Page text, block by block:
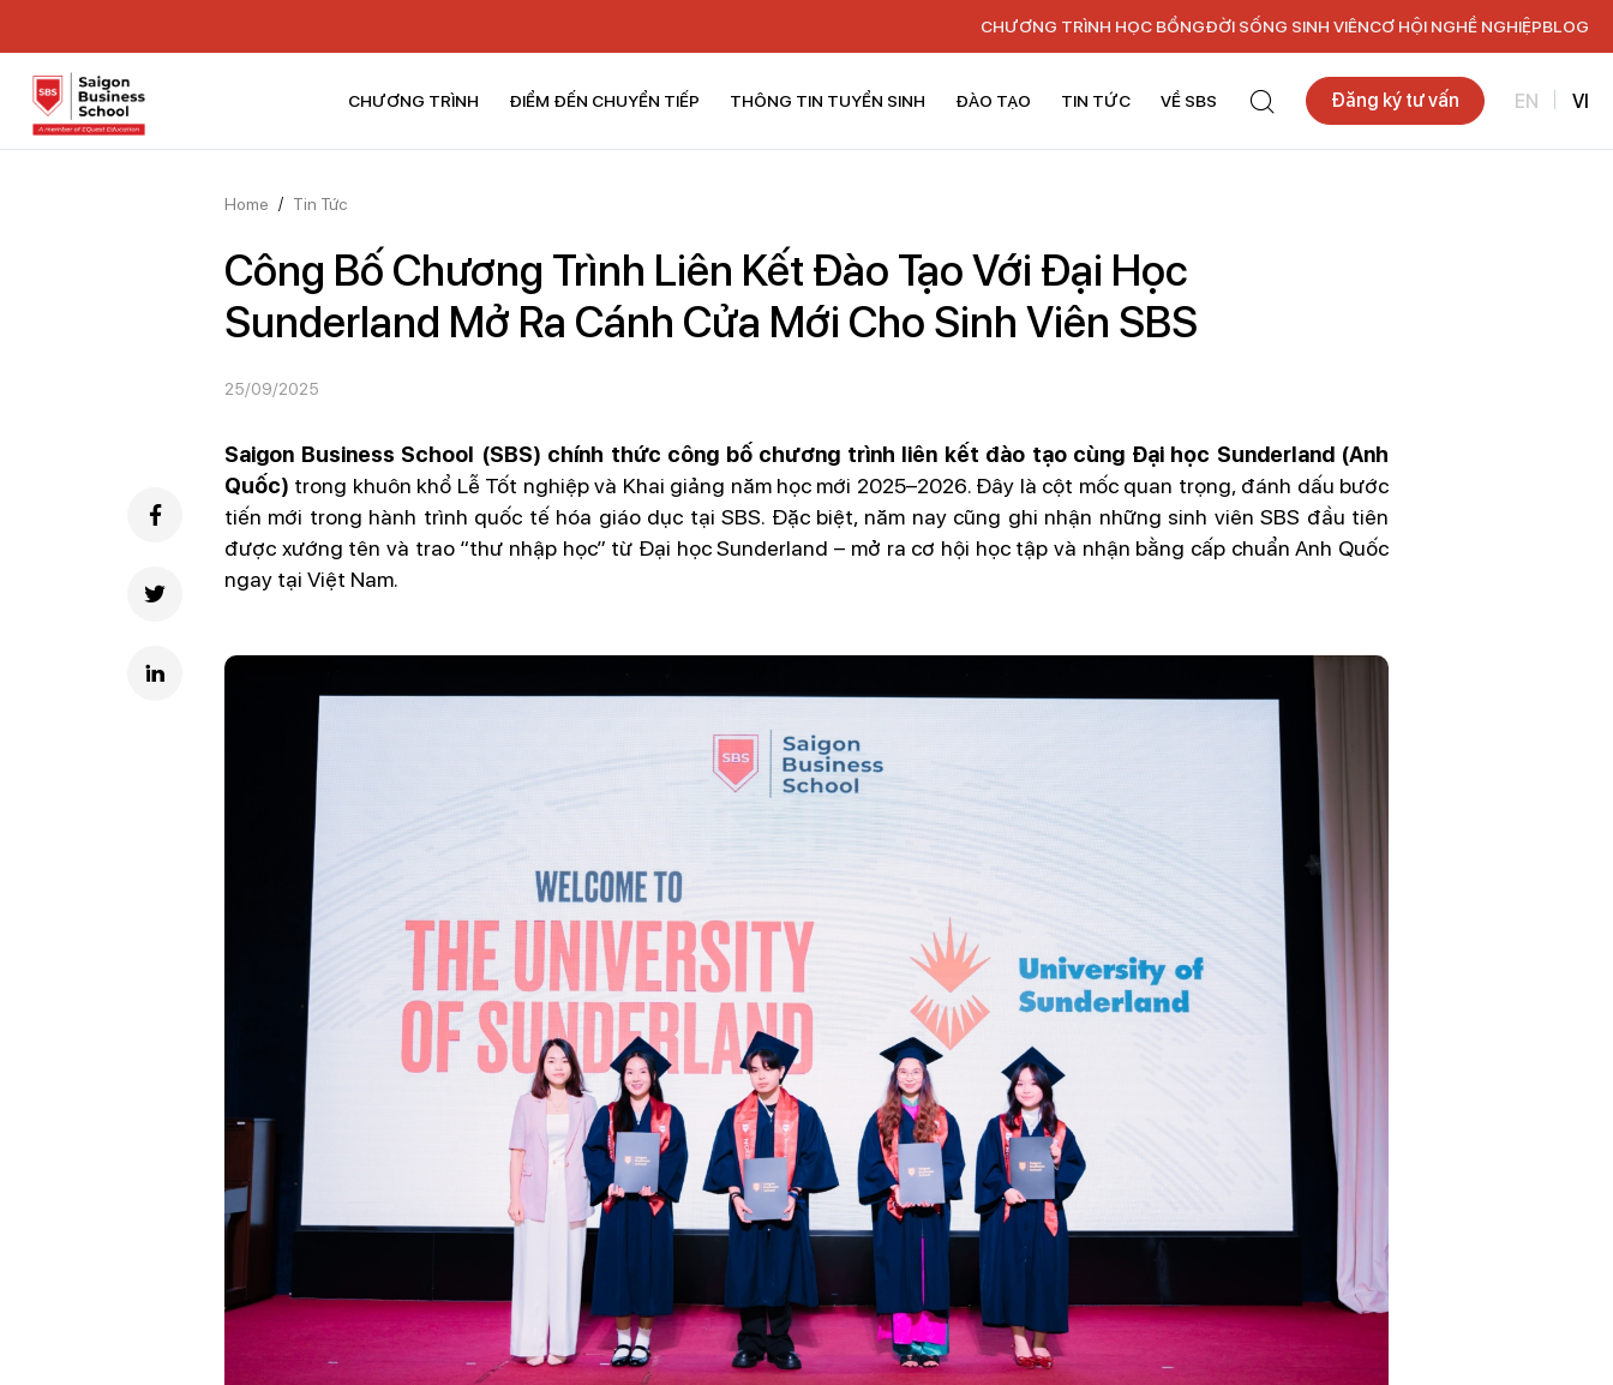
CHƯƠNG TRÌNH HỌC BỔNGĐỜI SỐNG SINH VIÊNCƠ HỘI NGHỀ NGHIỆPBLOG
CHƯƠNG TRÌNH ĐIỂM ĐẾN CHUYỂN TIẾP THÔNG TIN TUYỂN SINH ĐÀO TẠO TIN TỨC VỀ SBS Đăng ký tư vấn EN VI
Home / Tin Tức
Công Bố Chương Trình Liên Kết Đào Tạo Với Đại Học
Sunderland Mở Ra Cánh Cửa Mới Cho Sinh Viên SBS
25/09/2025
Saigon Business School (SBS) chính thức công bố chương trình liên kết đào tạo cùng Đại học Sunderland (Anh
Quốc) trong khuôn khổ Lễ Tốt nghiệp và Khai giảng năm học mới 2025–2026. Đây là cột mốc quan trọng, đánh dấu bước
tiến mới trong hành trình quốc tế hóa giáo dục tại SBS. Đặc biệt, năm nay cũng ghi nhận những sinh viên SBS đầu tiên
được xướng tên và trao “thư nhập học” từ Đại học Sunderland – mở ra cơ hội học tập và nhận bằng cấp chuẩn Anh Quốc
ngay tại Việt Nam.